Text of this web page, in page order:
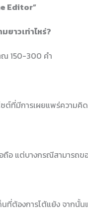
Editor”
ยาวเท่าไหร่?
ณ 150-300 คำ
ที่มีการเผยแพร่ความคิ
อ แต่บางกรณีสามารถข
ที่ต้องการโต้แย้ง จากนั้